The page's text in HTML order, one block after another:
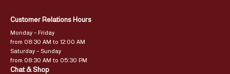
Customer Relations Hours
Monday – Friday
from 08:30 AM to 12:00 AM
Saturday – Sunday
from 08:30 AM to 05:30 PM
Chat & Shop